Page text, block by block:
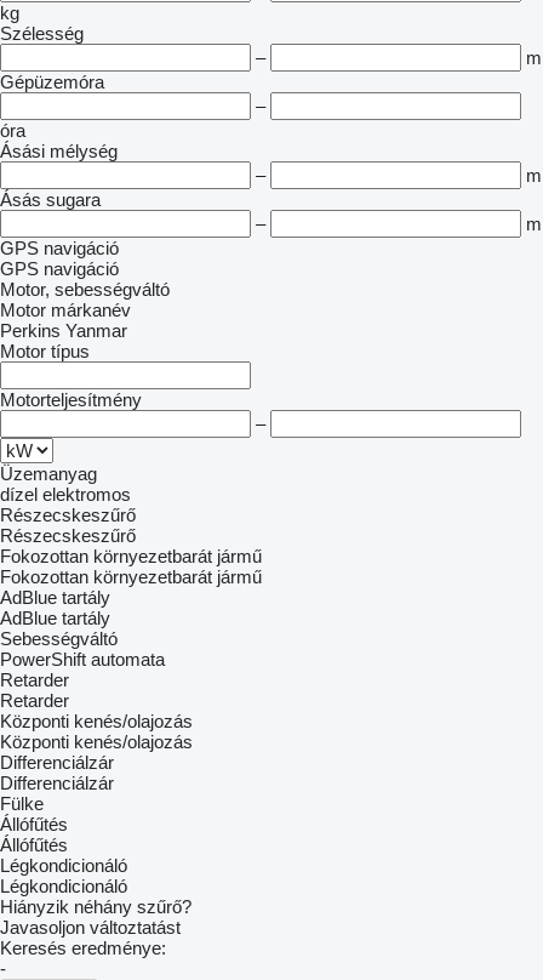
kg
Szélesség
–
m
Gépüzemóra
–
óra
Ásási mélység
–
m
Ásás sugara
–
m
GPS navigáció
GPS navigáció
Motor, sebességváltó
Motor márkanév
Perkins Yanmar
Motor típus
Motorteljesítmény
–
Üzemanyag
dízel elektromos
Részecskeszűrő
Részecskeszűrő
Fokozottan környezetbarát jármű
Fokozottan környezetbarát jármű
AdBlue tartály
AdBlue tartály
Sebességváltó
PowerShift automata
Retarder
Retarder
Központi kenés/olajozás
Központi kenés/olajozás
Differenciálzár
Differenciálzár
Fülke
Állófűtés
Állófűtés
Légkondicionáló
Légkondicionáló
Hiányzik néhány szűrő?
Javasoljon változtatást
Keresés eredménye:
-